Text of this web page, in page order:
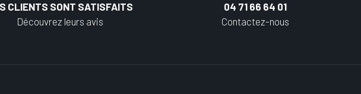
CLIENTS SONT SATISFAITS
Découvrez leurs avis
04 71 66 64 01
Contactez-nous